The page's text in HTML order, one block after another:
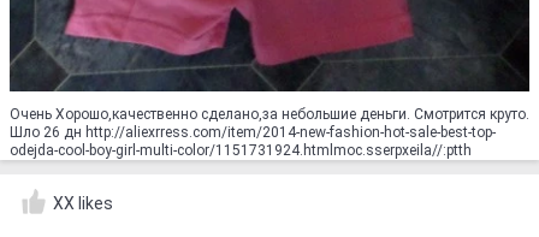
Очень Хорошо,качественно сделано,за небольшие деньги. Смотрится круто.
Шло 26 дн http://aliexrress.com/item/2014-new-fashion-hot-sale-best-top-
odejda-cool-boy-girl-multi-color/1151731924.html‮http://aliexpress.com
XX likes